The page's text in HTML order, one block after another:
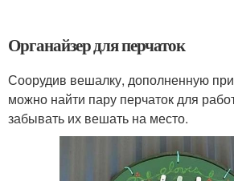
Органайзер для перчаток
Соорудив вешалку, дополненную
можно найти пару перчаток для
забывать их вешать на место.